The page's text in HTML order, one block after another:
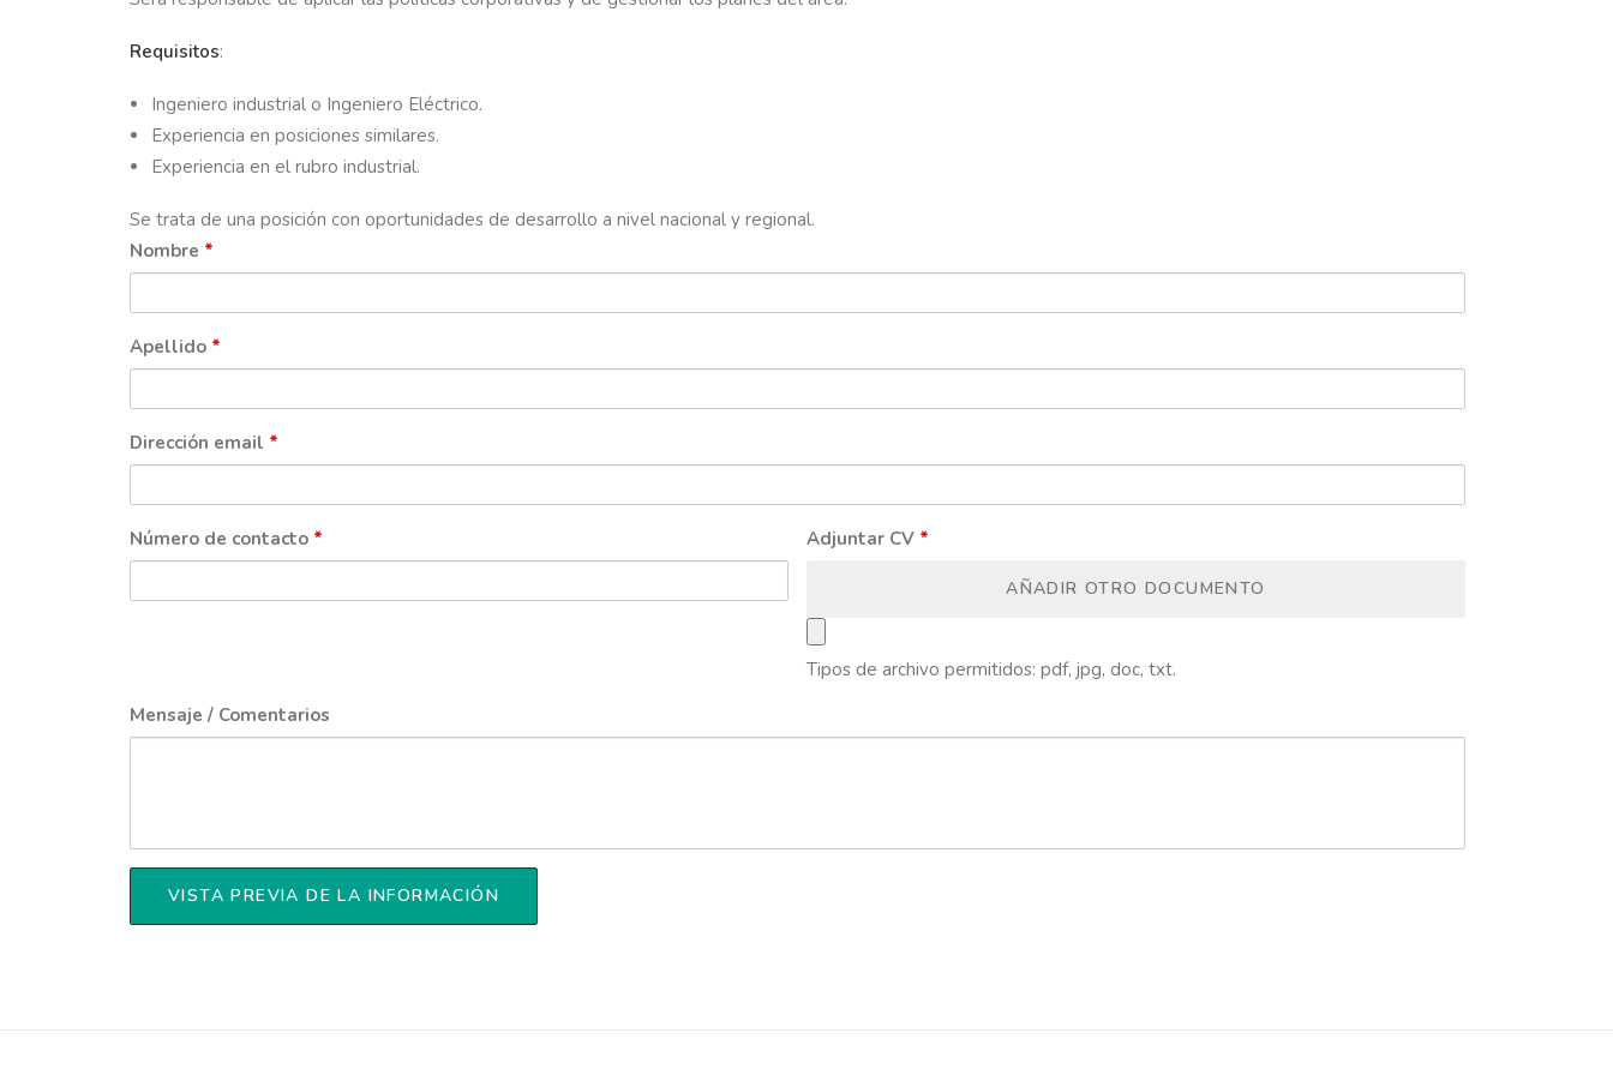
Requisitos:
Ingeniero industrial o Ingeniero Eléctrico.
Experiencia en posiciones similares.
Experiencia en el rubro industrial.
Se trata de una posición con oportunidades de desarrollo a nivel nacional y regional.
Nombre *
Apellido *
Dirección email *
Número de contacto * Adjuntar CV *
AÑADIR OTRO DOCUMENTO
Tipos de archivo permitidos: pdf, jpg, doc, txt.
Mensaje / Comentarios